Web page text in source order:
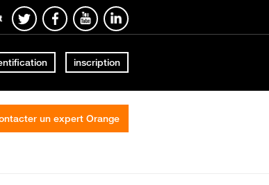
inscription
un expert Orange